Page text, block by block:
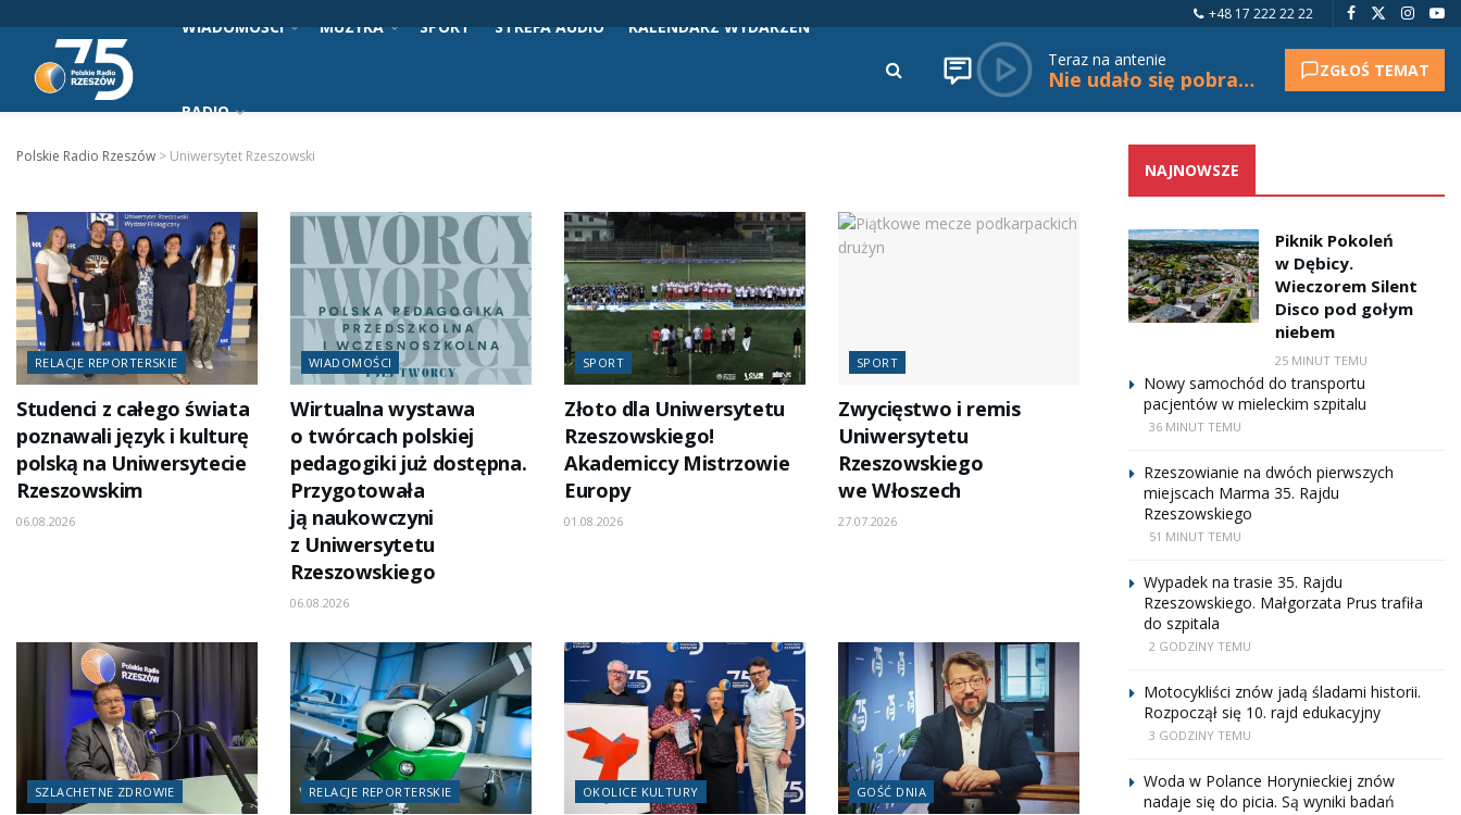
+48 17 222 22 22
WIADOMOŚCI MUZYKA SPORT STREFA AUDIO KALENDARZ WYDARZEŃ
RADIO
Teraz na antenie
Nie udało się pobrać tytułu. ZGŁOŚ TEMAT
Polskie Radio Rzeszów > Uniwersytet Rzeszowski
RELACJE REPORTERSKIE
Studenci z całego świata
poznawali język i kulturę
polską na Uniwersytecie
Rzeszowskim
06.08.2026
WIADOMOŚCI
Wirtualna wystawa
o twórcach polskiej
pedagogiki już dostępna.
Przygotowała
ją naukowczyni
z Uniwersytetu
Rzeszowskiego
06.08.2026
SPORT
Złoto dla Uniwersytetu
Rzeszowskiego!
Akademiccy Mistrzowie
Europy
01.08.2026
SPORT
Zwycięstwo i remis
Uniwersytetu
Rzeszowskiego
we Włoszech
27.07.2026
SZLACHETNE ZDROWIE RELACJE REPORTERSKIE OKOLICE KULTURY GOŚĆ DNIA
NAJNOWSZE
Piknik Pokoleń
w Dębicy.
Wieczorem Silent
Disco pod gołym
niebem
25 MINUT TEMU
Nowy samochód do transportu
pacjentów w mieleckim szpitalu
36 MINUT TEMU
Rzeszowianie na dwóch pierwszych
miejscach Marma 35. Rajdu
Rzeszowskiego
51 MINUT TEMU
Wypadek na trasie 35. Rajdu
Rzeszowskiego. Małgorzata Prus trafiła
do szpitala
2 GODZINY TEMU
Motocykliści znów jadą śladami historii.
Rozpoczął się 10. rajd edukacyjny
3 GODZINY TEMU
Woda w Polance Horynieckiej znów
nadaje się do picia. Są wyniki badań